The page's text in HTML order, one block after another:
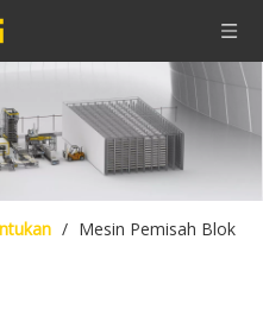
/ Mesin Pemisah Blok